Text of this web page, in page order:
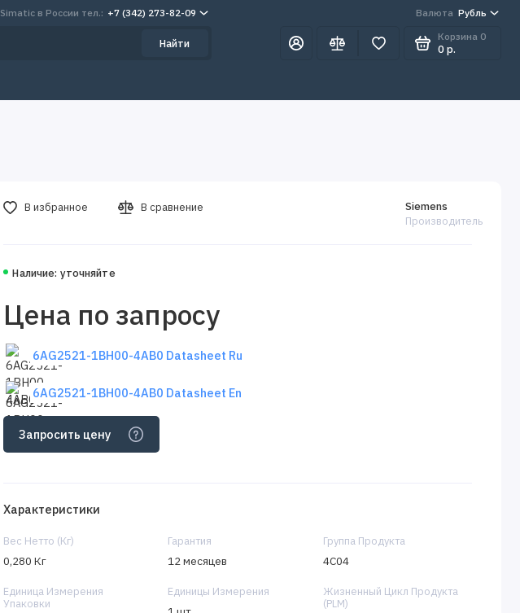
Simatic в России тел.: +7 (342) 273-82-09 Валюта Рубль
Найти
Корзина 0
0 р.
Наличие: уточняйте
Siemens
Производитель
Цена по запросу
6AG2521-1BH00-4AB0 Datasheet Ru
6AG2521-1BH00-4AB0 Datasheet En
Запросить цену
В избранное В сравнение
Характеристики
Вес Нетто (Кг)
0,280 Кг
Гарантия
12 месяцев
Группа Продукта
4C04
Единица Измерения
Упаковки
Единицы Измерения
Жизненный Цикл Продукта
(PLM)